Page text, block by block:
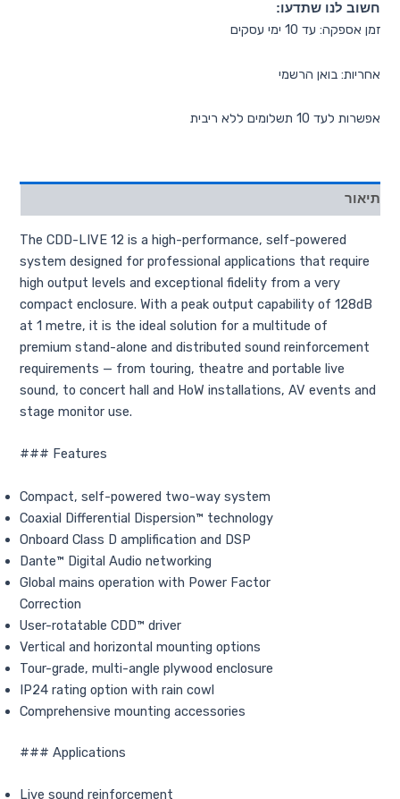
חשוב לנו שתדעו:
זמן אספקה: עד 10 ימי עסקים
אחריות: בואן הרשמי
אפשרות לעד 10 תשלומים ללא ריבית
תיאור
The CDD-LIVE 12 is a high-performance, self-powered
system designed for professional applications that require
high output levels and exceptional fidelity from a very
compact enclosure. With a peak output capability of 128dB
at 1 metre, it is the ideal solution for a multitude of
premium stand-alone and distributed sound reinforcement
requirements — from touring, theatre and portable live
sound, to concert hall and HoW installations, AV events and
stage monitor use.
### Features
Compact, self-powered two-way system
Coaxial Differential Dispersion™ technology
Onboard Class D amplification and DSP
Dante™ Digital Audio networking
Global mains operation with Power Factor
Correction
User-rotatable CDD™ driver
Vertical and horizontal mounting options
Tour-grade, multi-angle plywood enclosure
IP24 rating option with rain cowl
Comprehensive mounting accessories
### Applications
Live sound reinforcement